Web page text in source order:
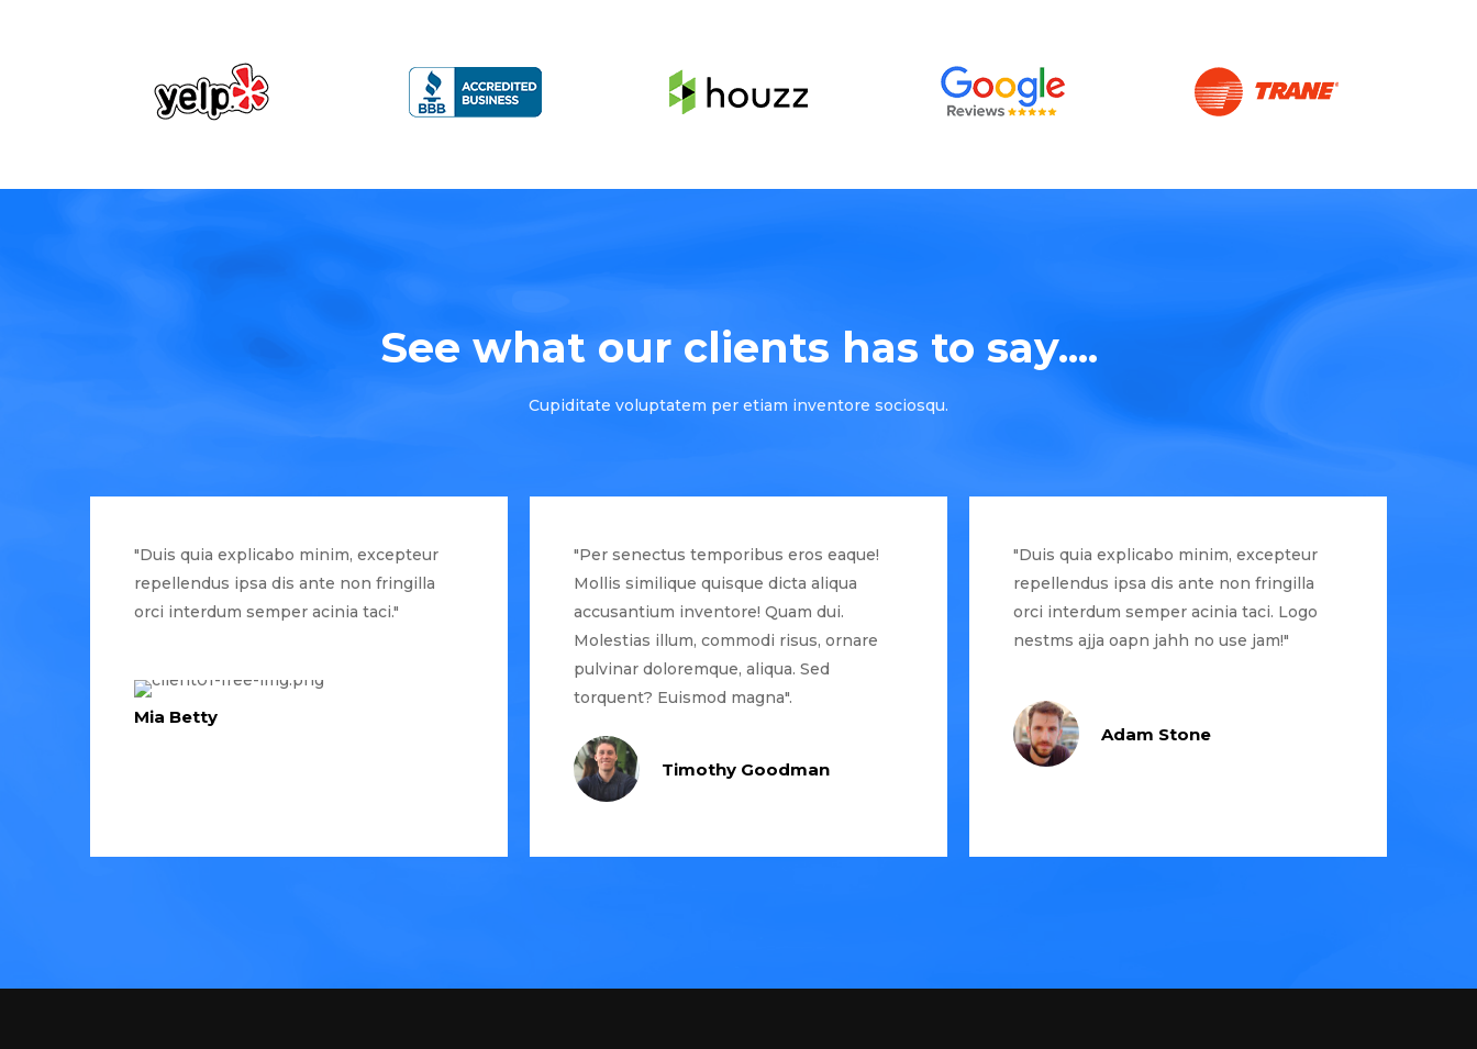
See what our clients has to say....
Cupiditate voluptatem per etiam inventore sociosqu.
"Duis quia explicabo minim, excepteur
repellendus ipsa dis ante non fringilla
orci interdum semper acinia taci."
Mia Betty
"Per senectus temporibus eros eaque!
Mollis similique quisque dicta aliqua
accusantium inventore! Quam dui.
Molestias illum, commodi risus, ornare
pulvinar doloremque, aliqua. Sed
torquent? Euismod magna".
Timothy Goodman
"Duis quia explicabo minim, excepteur
repellendus ipsa dis ante non fringilla
orci interdum semper acinia taci. Logo
nestms ajja oapn jahh no use jam!"
Adam Stone